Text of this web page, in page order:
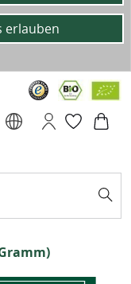
erlauben